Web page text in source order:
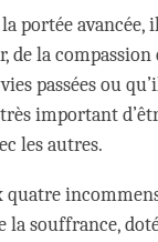
portée
de la
passées ou
important
les autres.
souffrance,